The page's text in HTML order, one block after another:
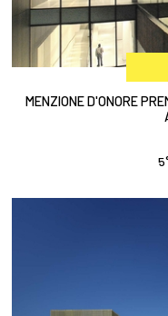
MENZIONE D'ONORE